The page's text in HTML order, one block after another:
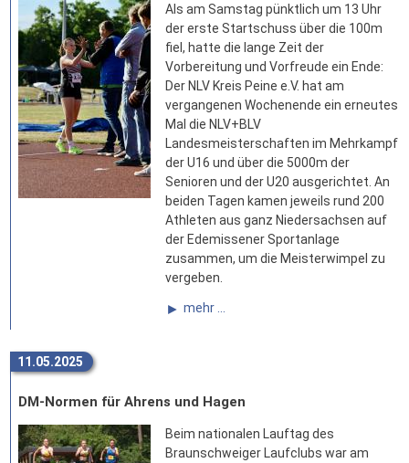
Als am Samstag pünktlich um 13 Uhr
der erste Startschuss über die 100m
fiel, hatte die lange Zeit der
Vorbereitung und Vorfreude ein Ende:
Der NLV Kreis Peine e.V. hat am
vergangenen Wochenende ein erneutes
Mal die NLV+BLV
Landesmeisterschaften im Mehrkampf
der U16 und über die 5000m der
Senioren und der U20 ausgerichtet. An
beiden Tagen kamen jeweils rund 200
Athleten aus ganz Niedersachsen auf
der Edemissener Sportanlage
zusammen, um die Meisterwimpel zu
vergeben.
mehr ...
11.05.2025
DM-Normen für Ahrens und Hagen
Beim nationalen Lauftag des
Braunschweiger Laufclubs war am